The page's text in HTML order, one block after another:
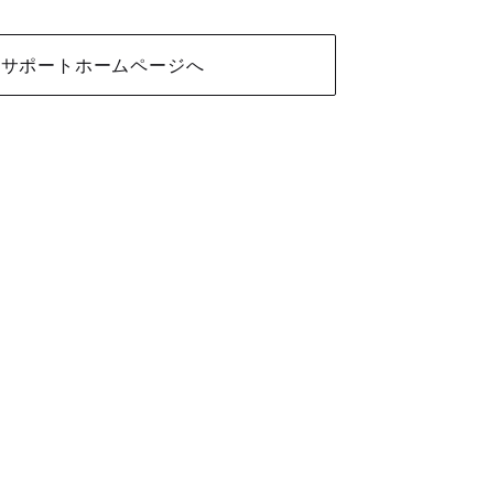
サポートホームページへ